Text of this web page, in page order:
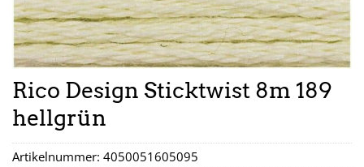
Rico Design Sticktwist 8m 189
hellgrün
Artikelnummer: 4050051605095